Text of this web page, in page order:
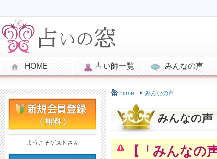
HOME 占い師一覧 みんなの声
ようこそゲストさん
home みんなの声
みんなの声
【「みんなの